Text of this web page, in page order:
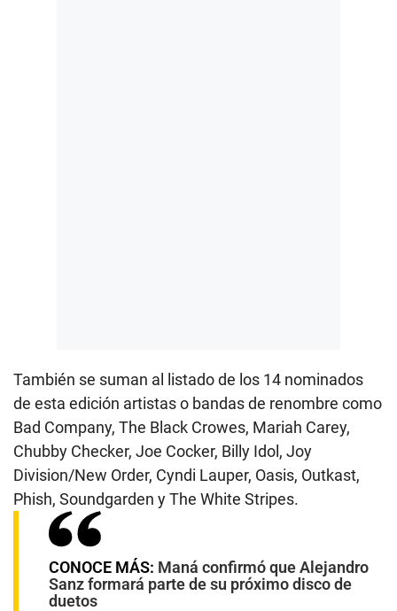
También se suman al listado de los 14 nominados
de esta edición artistas o bandas de renombre como
Bad Company, The Black Crowes, Mariah Carey,
Chubby Checker, Joe Cocker, Billy Idol, Joy
Division/New Order, Cyndi Lauper, Oasis, Outkast,
Phish, Soundgarden y The White Stripes.
CONOCE MÁS: Maná confirmó que Alejandro
Sanz formará parte de su próximo disco de
duetos